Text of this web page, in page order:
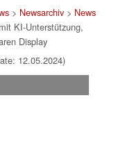
> Newsarchiv> News
KI-Unterstützung,
Display
12.05.2024)